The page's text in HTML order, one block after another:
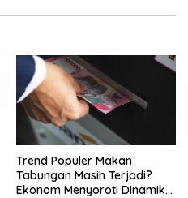
Trend Populer Makan
Tabungan Masih Terjadi?
Ekonom Menyoroti Dinamika